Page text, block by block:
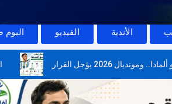
البوم الفيديو الأندية
2026 يؤجل القرار